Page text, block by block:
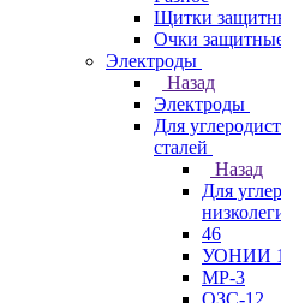
Щитки
Очки
Электроды
Назад
Электроды
Для
сталей
Назад
Для
46
УОНИИ
МР-3
ОЗС-12